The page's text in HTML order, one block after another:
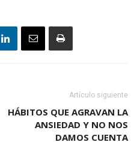
Artículo siguiente
HÁBITOS QUE AGRAVAN LA
ANSIEDAD Y NO NOS
DAMOS CUENTA